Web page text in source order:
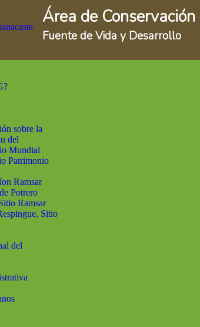
Área de
Fuente de Vida y Desarrollo
sobre la
del
Mundial
Patrimonio
Ramsar
Potrero
Ramsar
Sitio
del